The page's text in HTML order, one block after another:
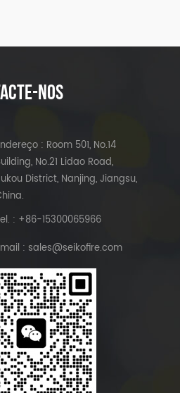
NOS
: Room 501, No.14
No.21 Lidao Road,
District, Nanjing, Jiangsu,
: +86-15300065966
: sales@seikofire.com